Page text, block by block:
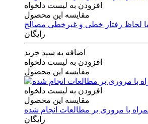
افزودن به لیست دلخواه
مقایسه این محصول
با لحاظ رفتار خطی و غیرخطی مصالح
رایگان
اضافه به سبد خرید
افزودن به لیست دلخواه
مقایسه این محصول
افزودن به لیست دلخواه
مقایسه این محصول
با مروری بر مطالعات انجام شده
رایگان